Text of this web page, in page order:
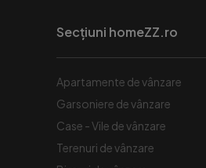
Secțiuni homeZZ.ro
Apartamente de vânzare
Garsoniere de vânzare
Case - Vile de vânzare
Terenuri de vânzare